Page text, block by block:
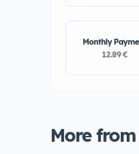
Monthly
12.89 €
More